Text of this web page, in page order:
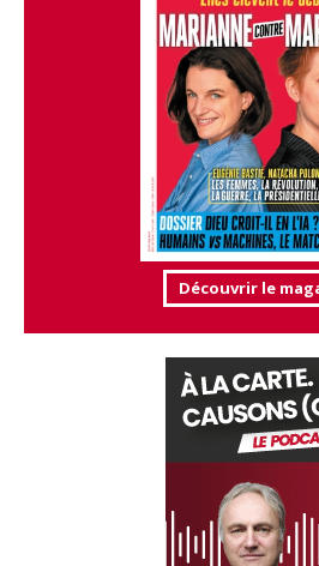
Découvrir le